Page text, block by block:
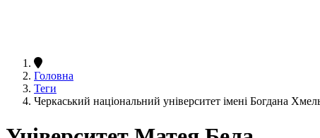
Головна
Теги
Черкаський національний університет імені Богдана